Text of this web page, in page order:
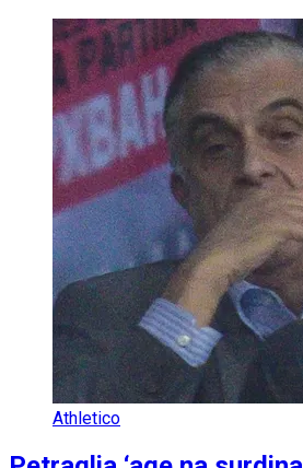
Athletico